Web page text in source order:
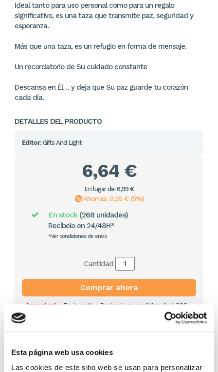
Esta página web usa cookies
Las cookies de este sitio web se usan para personalizar
Ideal tanto para uso personal como para un regalo
significativo, es una taza que transmite paz, seguridad y
esperanza.
Más que una taza, es un refugio en forma de mensaje.
Un recordatorio de Su cuidado constante
Descansa en Él… y deja que Su paz guarde tu corazón
cada día.
DETALLES DEL PRODUCTO
Editor: Gifts And Light
6,64 €
En lugar de: 6,99 €
Ahorras: 0,35 € (5%)
En stock (268 unidades)
Recíbelo en 24/48H*
*Ver condiciones de envío
Cantidad
Comprar ahora
Importante: Envío gratis a Península en pedidos de + 30€
Los que compraron este